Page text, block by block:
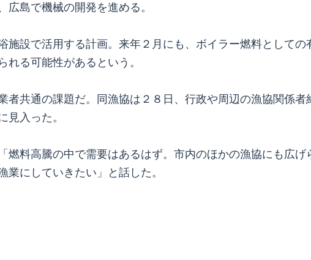
広島で機械の開発を進める。
設で活用する計画。来年２月にも、ボイラー燃料として
れる可能性があるという。
共通の課題だ。同漁協は２８日、行政や周辺の漁協関係
見入った。
料高騰の中で需要はあるはず。市内のほかの漁協にも広
業にしていきたい」と話した。